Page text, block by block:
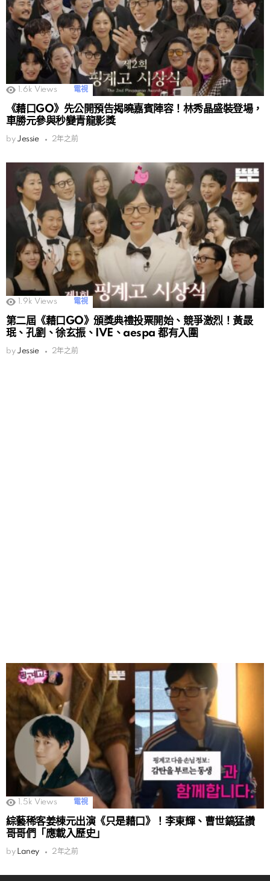
1.6k Views 電視
《藉口GO》先公開預告揭曉嘉賓陣容！林秀晶盛裝登場，
車勝元參與秒變青龍影獎
by Jessie 2年之前
1.9k Views 電視
第二屆《藉口GO》頒獎典禮投票開始、競爭激烈！黃晸
珉、孔劉、徐玄振、IVE、aespa 都有入圍
by Jessie 2年之前
1.5k Views 電視
綜藝稀客姜棟元出演《只是藉口》！李東輝、曹世鎬猛讚
哥哥們「應載入歷史」
by Laney 2年之前